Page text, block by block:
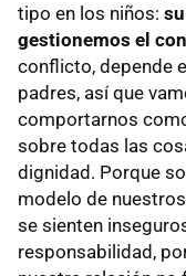
tipo en los niños:
gestionemos el
conflicto, depende
padres, así que
comportarnos
sobre todas las
dignidad. Porque
modelo de
se sienten
responsabilidad,